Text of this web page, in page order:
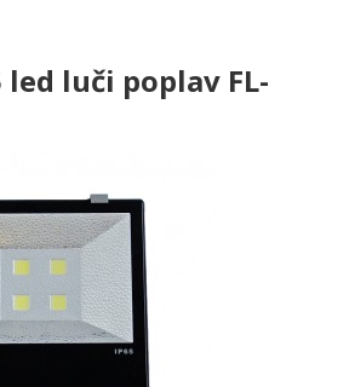
led luči poplav FL-